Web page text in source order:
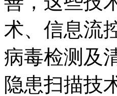
术、信息流
病毒检测及
隐患扫描技